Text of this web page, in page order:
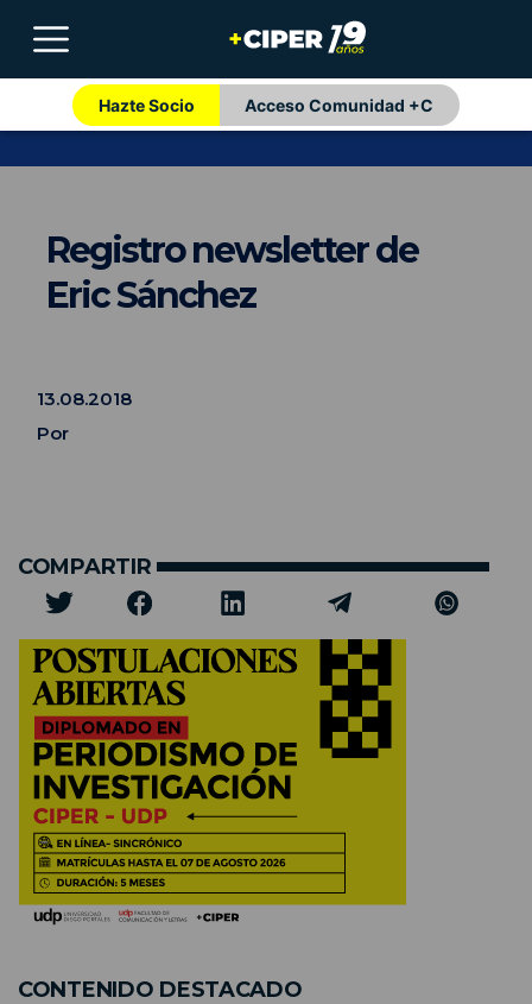
Hazte Socio Acceso Comunidad +C
Registro newsletter de
Eric Sánchez
13.08.2018
Por
COMPARTIR
CONTENIDO DESTACADO